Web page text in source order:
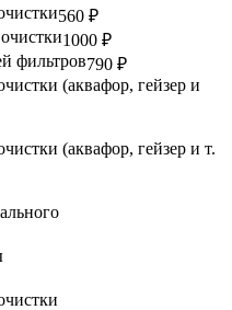
560 ₽
1000 ₽
фильтров790 ₽
(аквафор, гейзер и
(аквафор, гейзер и т.